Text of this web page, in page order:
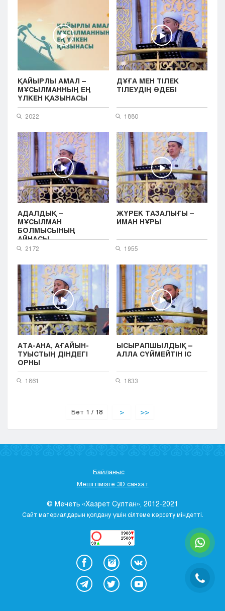
ҚАЙЫРЛЫ АМАЛ –
МҰСЫЛМАННЫҢ ЕҢ
ҮЛКЕН ҚАЗЫНАСЫ
2022
ДҰҒА МЕН ТІЛЕК
ТІЛЕУДІҢ ӘДЕБІ
1880
АДАЛДЫҚ –
МҰСЫЛМАН
БОЛМЫСЫНЫҢ
АЙНАСЫ
2172
ЖҮРЕК ТАЗАЛЫҒЫ –
ИМАН НҰРЫ
1955
АТА-АНА, АҒАЙЫН-
ТУЫСТЫҢ ДІНДЕГІ
ОРНЫ
1861
ЫСЫРАПШЫЛДЫҚ –
АЛЛА СҮЙМЕЙТІН ІС
1833
Бет 1 / 18 > >>
Байланыс
Мешітімізге 3D саяхат
© Мечеть «Хазрет Султан», 2012-2021
Сайт материалдарын қолдану үшін сілтеме көрсету міндетті.